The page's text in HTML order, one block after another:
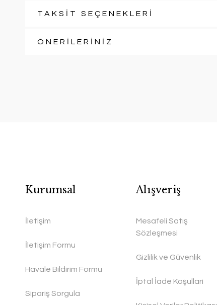
TAKSİT SEÇENEKLERİ
ÖNERİLERİNİZ
Kurumsal
İletişim
İletişim Formu
Havale Bildirim Formu
Sipariş Sorgula
Alışveriş
Mesafeli Satış
Sözleşmesi
Gizlilik ve Güvenlik
İptal İade Koşullari